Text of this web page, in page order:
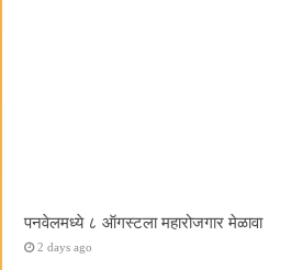
पनवेलमध्ये ८ ऑगस्टला महारोजगार मेळावा
2 days ago